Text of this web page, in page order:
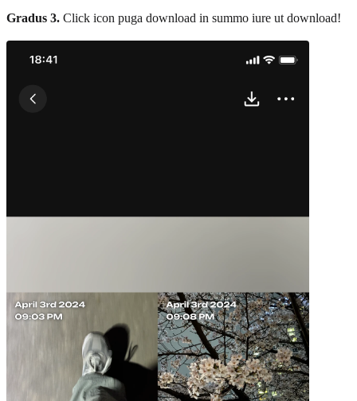
Gradus 3. Click icon puga download in summo iure ut download!